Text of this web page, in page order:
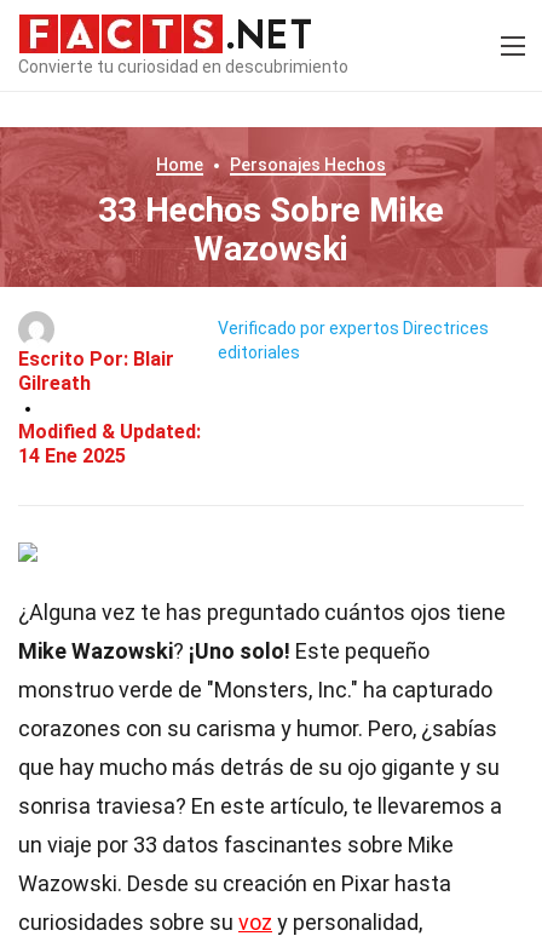
Convierte tu curiosidad en descubrimiento
Home Personajes Hechos
33 Hechos Sobre Mike
Wazowski
Escrito Por: Blair
Gilreath
Modified & Updated:
14 Ene 2025
Verificado por expertos Directrices
editoriales
¿Alguna vez te has preguntado cuántos ojos tiene
Mike Wazowski? ¡Uno solo! Este pequeño
monstruo verde de "Monsters, Inc." ha capturado
corazones con su carisma y humor. Pero, ¿sabías
que hay mucho más detrás de su ojo gigante y su
sonrisa traviesa? En este artículo, te llevaremos a
un viaje por 33 datos fascinantes sobre Mike
Wazowski. Desde su creación en Pixar hasta
curiosidades sobre su voz y personalidad,